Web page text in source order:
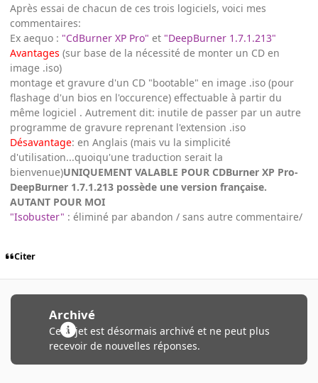
Après essai de chacun de ces trois logiciels, voici mes
commentaires:
Ex aequo : "CdBurner XP Pro" et "DeepBurner 1.7.1.213"
Avantages (sur base de la nécessité de monter un CD en
image .iso)
montage et gravure d'un CD "bootable" en image .iso (pour
flashage d'un bios en l'occurence) effectuable à partir du
même logiciel . Autrement dit: inutile de passer par un autre
programme de gravure reprenant l'extension .iso
Désavantage: en Anglais (mais vu la simplicité
d'utilisation...quoiqu'une traduction serait la
bienvenue)UNIQUEMENT VALABLE POUR CDBurner XP Pro-
DeepBurner 1.7.1.213 possède une version française.
AUTANT POUR MOI
"Isobuster" : éliminé par abandon / sans autre commentaire/
Citer
Archivé
Ce sujet est désormais archivé et ne peut plus
recevoir de nouvelles réponses.